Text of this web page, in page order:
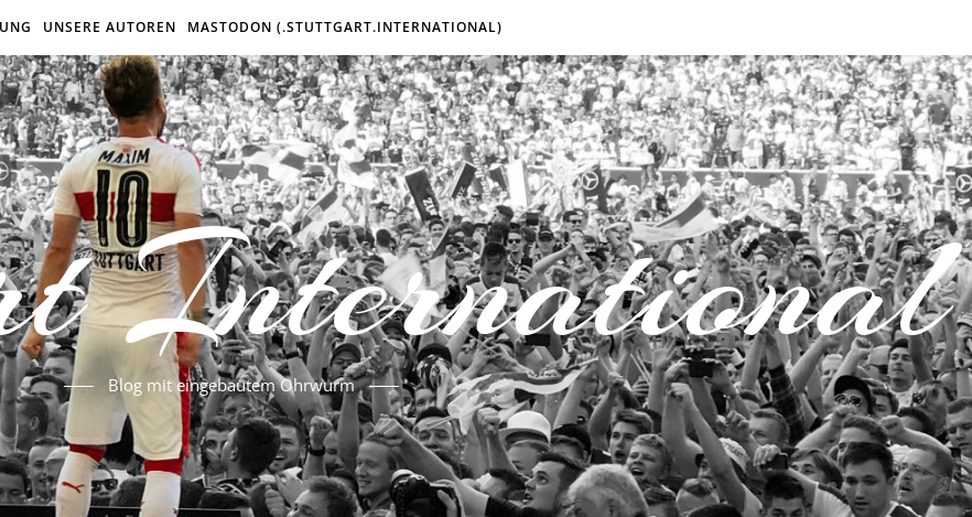
UNSERE AUTOREN MASTODON (.STUTTGART.INTERNATIONAL)
International
Blog mit eingebautem Ohrwurm